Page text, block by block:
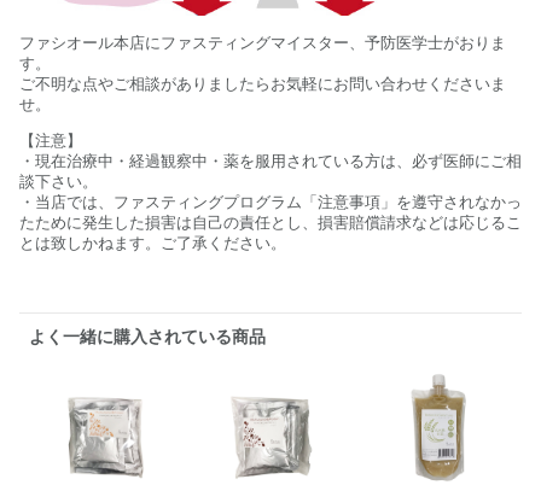
ファシオール本店にファスティングマイスター、予防医学士がおりま
す。
ご不明な点やご相談がありましたらお気軽にお問い合わせくださいま
せ。
【注意】
・現在治療中・経過観察中・薬を服用されている方は、必ず医師にご相
談下さい。
・当店では、ファスティングプログラム「注意事項」を遵守されなかっ
たために発生した損害は自己の責任とし、損害賠償請求などは応じるこ
とは致しかねます。ご了承ください。
よく一緒に購入されている商品